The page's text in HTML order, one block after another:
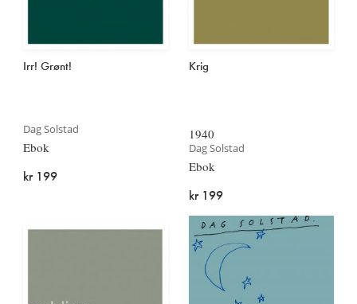
Irr! Grønt!
Dag Solstad
Ebok
kr 199
Krig
1940
Dag Solstad
Ebok
kr 199